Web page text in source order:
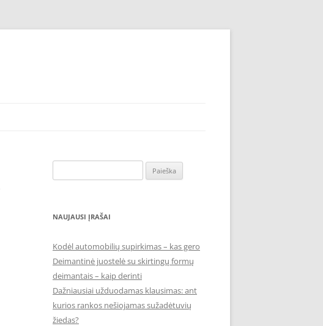
NAUJAUSI ĮRAŠAI
Kodėl automobilių supirkimas – kas gero
Deimantinė juostelė su skirtingų formų
deimantais – kaip derinti
Dažniausiai užduodamas klausimas: ant
kurios rankos nešiojamas sužadėtuvių
žiedas?